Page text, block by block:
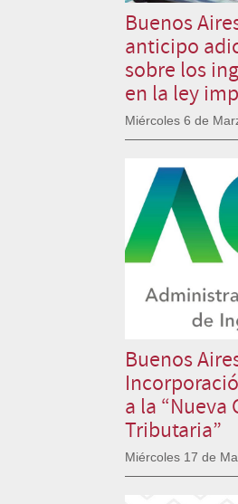
Buenos
anticipo
sobre los
en la ley
Miércoles 6 de
Buenos
a la “Nueva
Tributaria”
Miércoles 17 de